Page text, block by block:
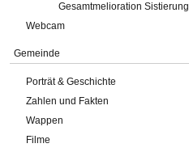
Gesamtmelioration Sistierung
Webcam
Gemeinde
Porträt & Geschichte
Zahlen und Fakten
Wappen
Filme